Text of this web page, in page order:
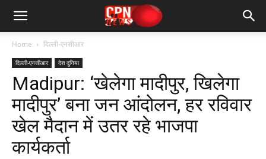
Home दिल्ली-एनसीआर
दिल्ली-एनसीआर देश दुनिया
Madipur: ‘खेलेगा मादीपुर, खिलेगा
मादीपुर’ बना जन आंदोलन, हर रविवार
खेल मैदान में उतर रहे भाजपा
कार्यकर्ता